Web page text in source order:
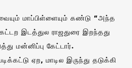
மாப்பிள்ளையும் கண்டு “அந்த
இடத்துல ராஜதுரை இறந்தது
மன்னிப்பு கேட்டார்.
ஏற, மாடில இருந்து தடுக்கி